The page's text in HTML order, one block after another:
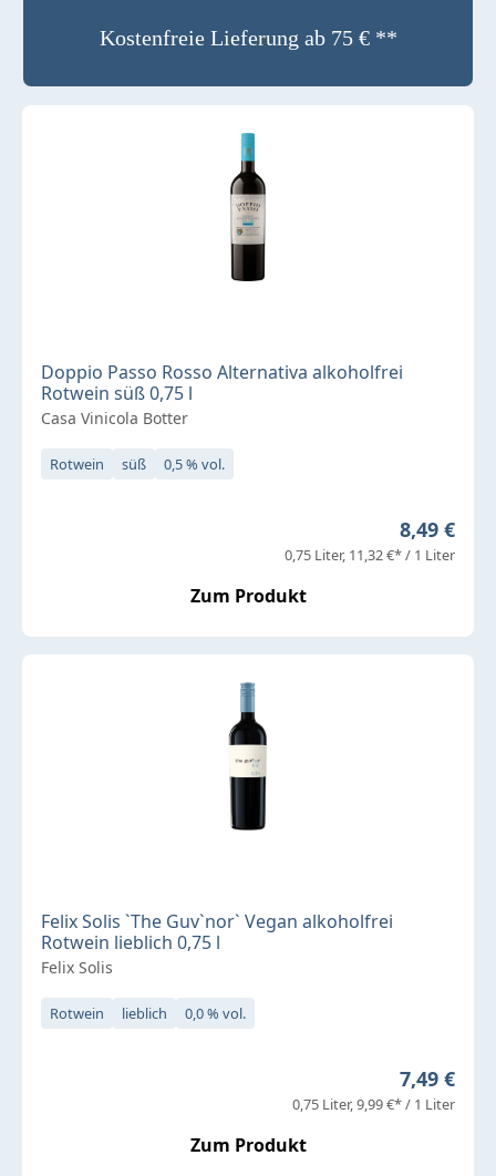
Kostenfreie Lieferung ab 75 € **
Doppio Passo Rosso Alternativa alkoholfrei
Rotwein süß 0,75 l
Casa Vinicola Botter
Rotwein süß 0,5 % vol.
Regulärer
8,49 €
0,75 Liter 11,32 €* / 1 Liter
Zum Produkt
Felix Solis `The Guv`nor` Vegan alkoholfrei
Rotwein lieblich 0,75 l
Felix Solis
Rotwein lieblich 0,0 % vol.
Regulärer
7,49 €
0,75 Liter 9,99 €* / 1 Liter
Zum Produkt